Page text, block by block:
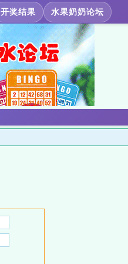
开奖结果 水果奶奶论坛